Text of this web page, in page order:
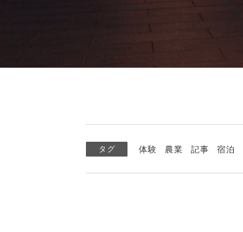
タグ 体験 農業 記事 宿泊